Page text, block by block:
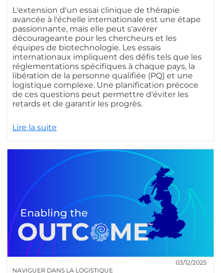
L'extension d'un essai clinique de thérapie
avancée à l'échelle internationale est une étape
passionnante, mais elle peut s'avérer
décourageante pour les chercheurs et les
équipes de biotechnologie. Les essais
internationaux impliquent des défis tels que les
réglementations spécifiques à chaque pays, la
libération de la personne qualifiée (PQ) et une
logistique complexe. Une planification précoce
de ces questions peut permettre d'éviter les
retards et de garantir les progrès.
Lire la suite
NAVIGUER DANS LA LOGISTIQUE
03/12/2025